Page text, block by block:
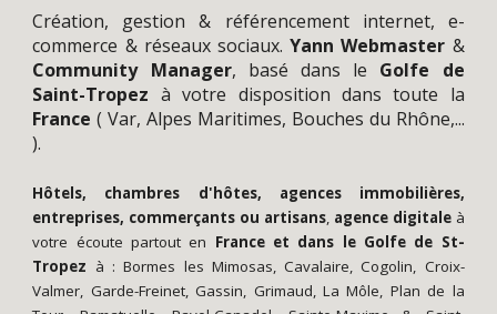
Création, gestion & référencementinternet, e-
commerce & réseaux sociaux.YannWebmaster &
Community Manager, basé dans le Golfe de
Saint-Tropez à votre disposition dans toute la
France (Var,Alpes Maritimes, Bouches du Rhône,...
).
Hôtels, chambres d'hôtes, agences immobilières,
entreprises, commerçants ou artisans, agence digitaleà
votre écoute partout en Franceet dans le Golfe de St-
Tropez à :Bormes les Mimosas,Cavalaire,Cogolin, Croix-
Valmer, Garde-Freinet,Gassin, Grimaud,La Môle, Plan de la